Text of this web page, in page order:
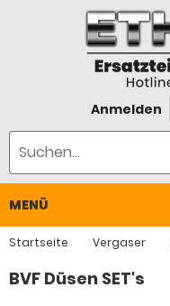
Anmelden
MENÜ
Startseite Vergaser
BVF Düsen SET's